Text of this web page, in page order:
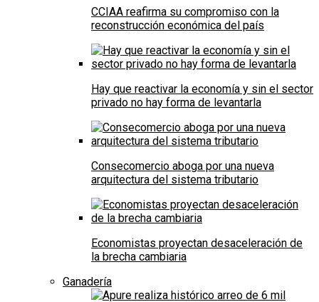
CCIAA reafirma su compromiso con la
reconstrucción económica del país
Hay que reactivar la economía y sin el sector
privado no hay forma de levantarla
Consecomercio aboga por una nueva
arquitectura del sistema tributario
Economistas proyectan desaceleración de
la brecha cambiaria
Ganadería